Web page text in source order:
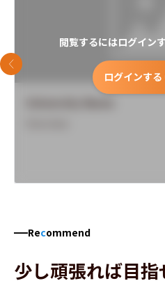
閲覧するにはログイン
ログインする
前のスライド
Recommend
少し頑張れば目